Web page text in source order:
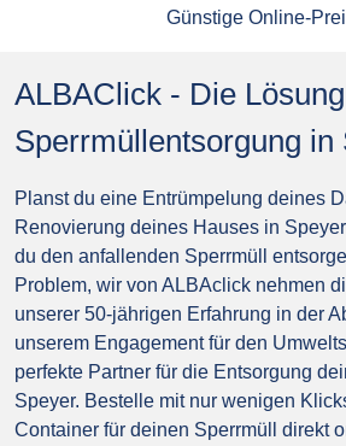
Günstige Online-
ALBAClick - Die
Sperrmüllentsorgung in
Planst du eine Entrümpelung deines
Renovierung deines Hauses in
du den anfallenden Sperrmüll
Problem, wir von ALBAclick nehmen
unserer 50-jährigen Erfahrung in der
unserem Engagement für den
perfekte Partner für die Entsorgung
Speyer. Bestelle mit nur wenigen
Container für deinen Sperrmüll direkt